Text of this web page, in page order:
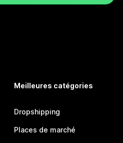
Meilleures catégories
Dropshipping
Places de marché